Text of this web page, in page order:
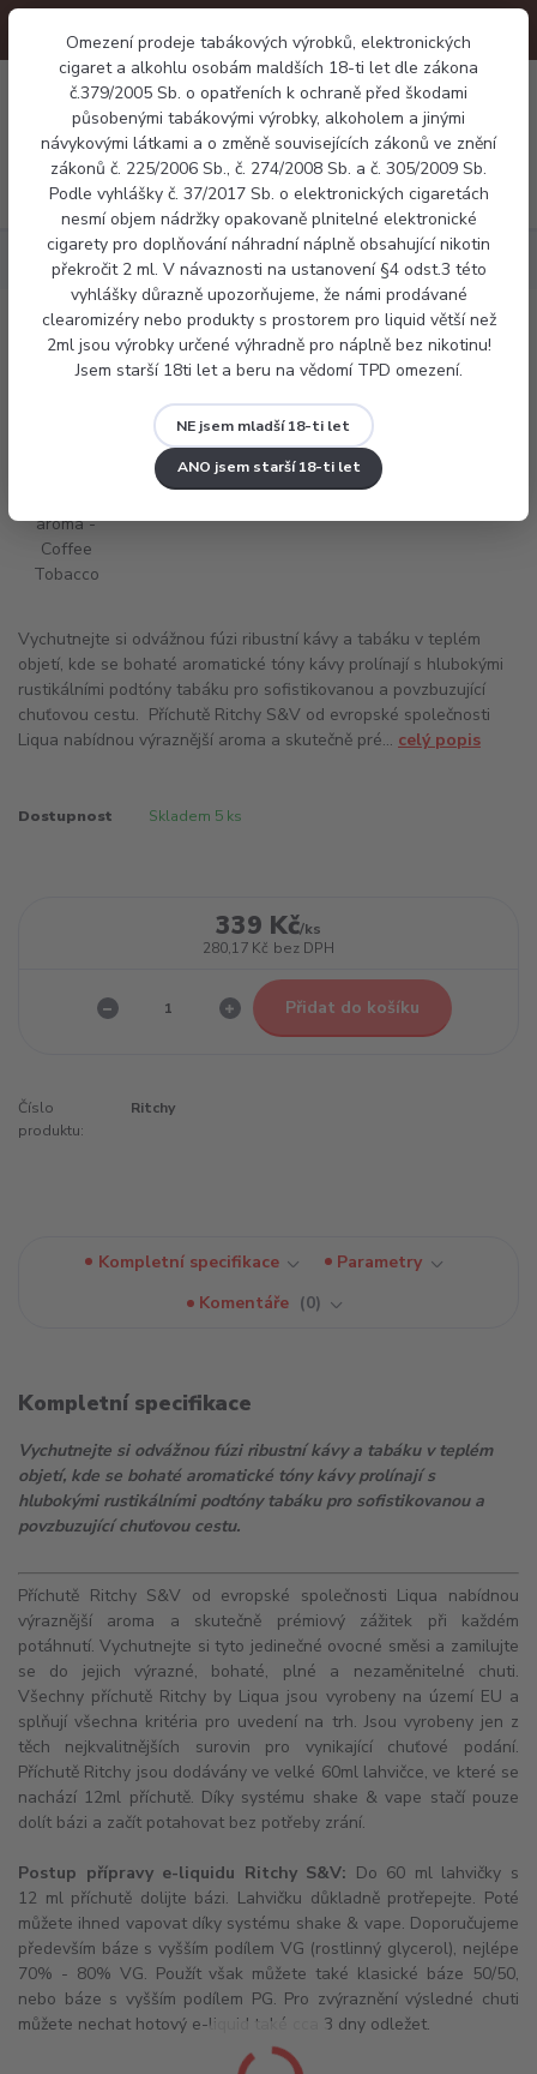
Omezení prodeje tabákových výrobků, elektronických
cigaret a alkohlu osobám maldších 18-ti let dle zákona
č.379/2005 Sb. o opatřeních k ochraně před škodami
působenými tabákovými výrobky, alkoholem a jinými
návykovými látkami a o změně souvisejících zákonů ve znění
zákonů č. 225/2006 Sb., č. 274/2008 Sb. a č. 305/2009 Sb.
Podle vyhlášky č. 37/2017 Sb. o elektronických cigaretách
nesmí objem nádržky opakovaně plnitelné elektronické
cigarety pro doplňování náhradní náplně obsahující nikotin
překročit 2 ml. V návaznosti na ustanovení §4 odst.3 této
vyhlášky důrazně upozorňujeme, že námi prodávané
clearomizéry nebo produkty s prostorem pro liquid větší než
2ml jsou výrobky určené výhradně pro náplně bez nikotinu!
Jsem starší 18ti let a beru na vědomí TPD omezení.
NE jsem mladší 18-ti let
ANO jsem starší 18-ti let
Menu
0 Kč
Báze a příchutě Ritchy aroma - Coffee Tobacco
Ritchy aroma - Coffee Tobacco
Vychutnejte si odvážnou fúzi ribustní kávy a tabáku v teplém
objetí, kde se bohaté aromatické tóny kávy prolínají s hlubokými
rustikálními podtóny tabáku pro sofistikovanou a povzbuzující
chuťovou cestu. Příchutě Ritchy S&V od evropské společnosti
Liqua nabídnou výraznější aroma a skutečně pré... celý popis
Dostupnost Skladem 5 ks
339 Kč/ks
280,17 Kč bez DPH
Přidat do košíku
Číslo
produktu:
Ritchy
Kompletní specifikace
Parametry
Komentáře
0
Kompletní specifikace
Vychutnejte si odvážnou fúzi ribustní kávy a tabáku v teplém
objetí, kde se bohaté aromatické tóny kávy prolínají s
hlubokými rustikálními podtóny tabáku pro sofistikovanou a
povzbuzující chuťovou cestu.
Příchutě Ritchy S&V od evropské společnosti Liqua nabídnou
výraznější aroma a skutečně prémiový zážitek při každém
potáhnutí. Vychutnejte si tyto jedinečné ovocné směsi a zamilujte
se do jejich výrazné, bohaté, plné a nezaměnitelné chuti.
Všechny příchutě Ritchy by Liqua jsou vyrobeny na území EU a
splňují všechna kritéria pro uvedení na trh. Jsou vyrobeny jen z
těch nejkvalitnějších surovin pro vynikající chuťové podání.
Příchutě Ritchy jsou dodávány ve velké 60ml lahvičce, ve které se
nachází 12ml příchutě. Díky systému shake & vape stačí pouze
dolít bázi a začít potahovat bez potřeby zrání.
Postup přípravy e-liquidu Ritchy S&V: Do 60 ml lahvičky s
12 ml příchutě dolijte bázi. Lahvičku důkladně protřepejte. Poté
můžete ihned vapovat díky systému shake & vape. Doporučujeme
především báze s vyšším podílem VG (rostlinný glycerol), nejlépe
70% - 80% VG. Použít však můžete také klasické báze 50/50,
nebo báze s vyšším podílem PG. Pro zvýraznění výsledné chuti
můžete nechat hotový e-liquid také cca 3 dny odležet.